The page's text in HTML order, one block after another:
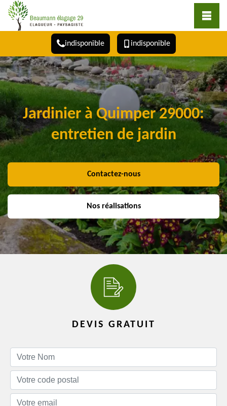
indisponible indisponible
Jardinier à Quimper 29000:
entretien de jardin
Contactez-nous
Nos réalisations
DEVIS GRATUIT